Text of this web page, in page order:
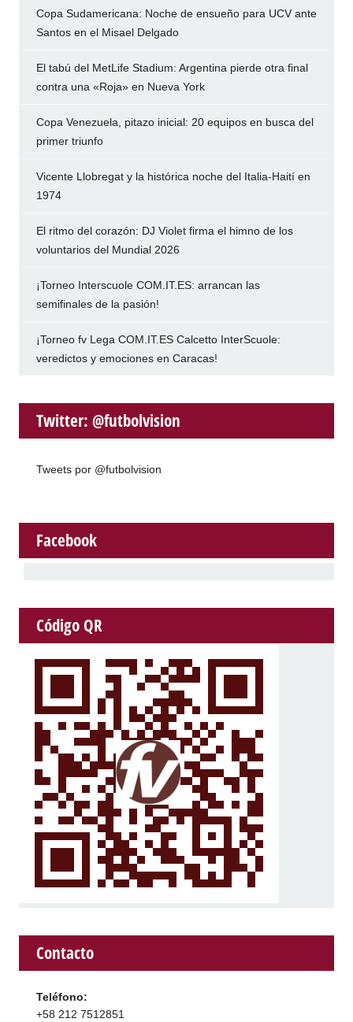
Copa Sudamericana: Noche de ensueño para UCV ante
Santos en el Misael Delgado
El tabú del MetLife Stadium: Argentina pierde otra final
contra una «Roja» en Nueva York
Copa Venezuela, pitazo inicial: 20 equipos en busca del
primer triunfo
Vicente Llobregat y la histórica noche del Italia-Haití en
1974
El ritmo del corazón: DJ Violet firma el himno de los
voluntarios del Mundial 2026
¡Torneo Interscuole COM.IT.ES: arrancan las
semifinales de la pasión!
¡Torneo fv Lega COM.IT.ES Calcetto InterScuole:
veredictos y emociones en Caracas!
Twitter: @futbolvision
Tweets por @futbolvision
Facebook
Código QR
Contacto
Teléfono:
+58 212 7512851